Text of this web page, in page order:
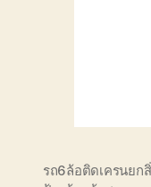
รถ6ล้อติดเครนยก